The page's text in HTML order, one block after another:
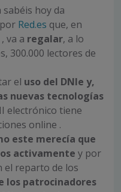
hoy da
Red.es que, en
, va a regalar, a lo
300.000 lectores de
el uso del DNIe y,
nuevas tecnologías
electrónico tiene
online .
este merecía que
activamente y por
el reparto de los
los patrocinadores